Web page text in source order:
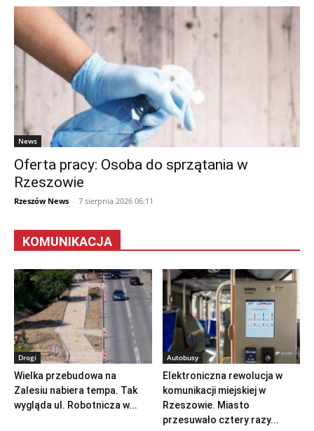
News
Oferta pracy: Osoba do sprzątania w
Rzeszowie
Rzeszów News - 7 sierpnia 2026 06:11
KOMUNIKACJA
Drogi
Wielka przebudowa na
Zalesiu nabiera tempa. Tak
wygląda ul. Robotnicza w...
Autobusy
Elektroniczna rewolucja w
komunikacji miejskiej w
Rzeszowie. Miasto
przesuwało cztery razy...